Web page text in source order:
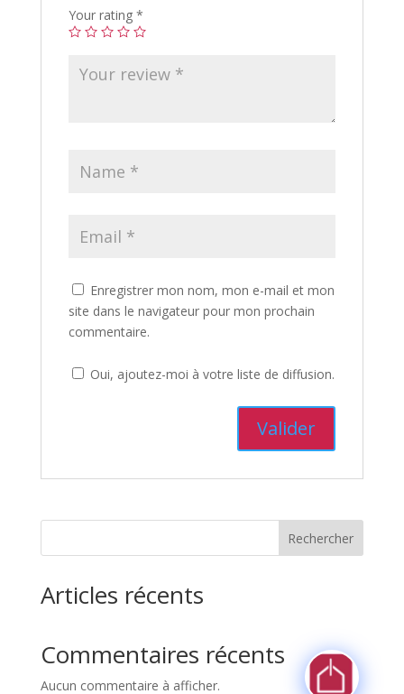
Your rating *
Enregistrer mon nom, mon e-mail et mon
site dans le navigateur pour mon prochain
commentaire.
Oui, ajoutez-moi à votre liste de diffusion.
Rechercher
Articles récents
Commentaires récents
Aucun commentaire à afficher.